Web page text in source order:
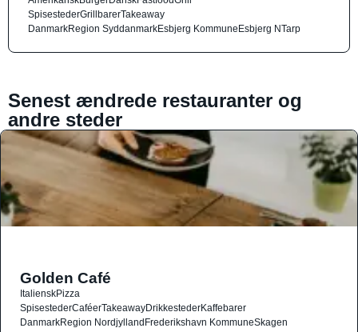
SpisestederGrillbarerTakeaway
DanmarkRegion SyddanmarkEsbjerg KommuneEsbjerg NTarp
Senest ændrede restauranter og
andre steder
Golden Café
ItalienskPizza
SpisestederCaféerTakeawayDrikkestederKaffebarer
DanmarkRegion NordjyllandFrederikshavn KommuneSkagen